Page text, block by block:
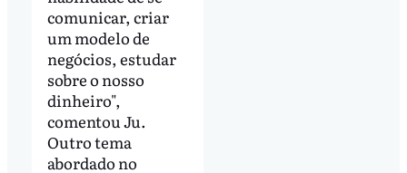
comunicar, criar
um modelo de
negócios, estudar
sobre o nosso
dinheiro",
comentou Ju.
Outro tema
abordado no